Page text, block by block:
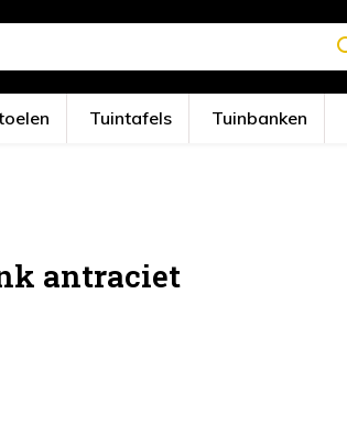
Tuintafels Tuinbanken
antraciet